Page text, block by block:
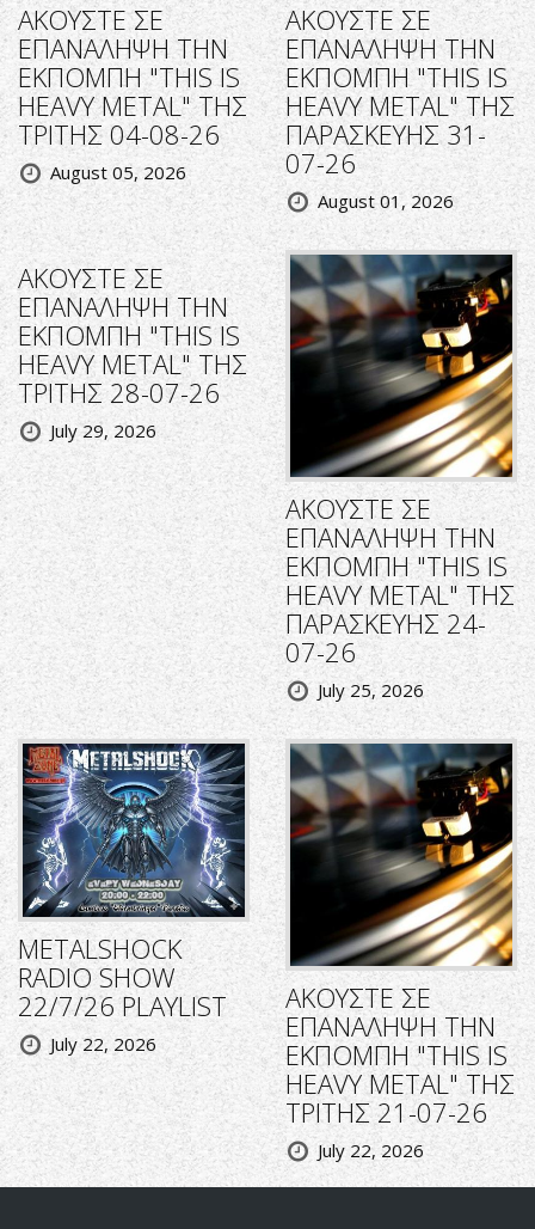
ΑΚΟΥΣΤΕ ΣΕ
ΕΠΑΝΑΛΗΨΗ ΤΗΝ
ΕΚΠΟΜΠΗ "THIS IS
HEAVY METAL" ΤΗΣ
ΤΡΙΤΗΣ 04-08-26
August 05, 2026
ΑΚΟΥΣΤΕ ΣΕ
ΕΠΑΝΑΛΗΨΗ ΤΗΝ
ΕΚΠΟΜΠΗ "THIS IS
HEAVY METAL" ΤΗΣ
ΠΑΡΑΣΚΕΥΗΣ 31-
07-26
August 01, 2026
ΑΚΟΥΣΤΕ ΣΕ
ΕΠΑΝΑΛΗΨΗ ΤΗΝ
ΕΚΠΟΜΠΗ "THIS IS
HEAVY METAL" ΤΗΣ
ΤΡΙΤΗΣ 28-07-26
July 29, 2026
ΑΚΟΥΣΤΕ ΣΕ
ΕΠΑΝΑΛΗΨΗ ΤΗΝ
ΕΚΠΟΜΠΗ "THIS IS
HEAVY METAL" ΤΗΣ
ΠΑΡΑΣΚΕΥΗΣ 24-
07-26
July 25, 2026
METALSHOCK
RADIO SHOW
22/7/26 PLAYLIST
July 22, 2026
ΑΚΟΥΣΤΕ ΣΕ
ΕΠΑΝΑΛΗΨΗ ΤΗΝ
ΕΚΠΟΜΠΗ "THIS IS
HEAVY METAL" ΤΗΣ
ΤΡΙΤΗΣ 21-07-26
July 22, 2026